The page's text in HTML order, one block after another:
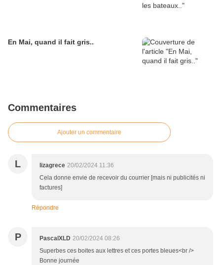
En Mai, quand il fait gris..
Commentaires
Ajouter un commentaire
L lizagrece 20/02/2024 11:36
Cela donne envie de recevoir du courrier [mais ni publicités ni
factures]
Répondre
P PascalXLD 20/02/2024 08:26
Superbes ces boites aux lettres et ces portes bleues<br />
Bonne journée